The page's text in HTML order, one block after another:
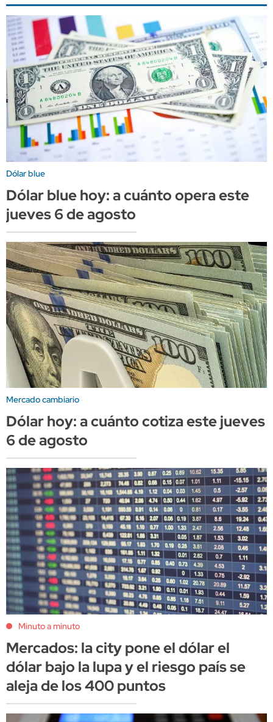
Dólar blue
Dólar blue hoy: a cuánto opera este
jueves 6 de agosto
Mercado cambiario
Dólar hoy: a cuánto cotiza este jueves
6 de agosto
Minuto a minuto
Mercados: la city pone el dólar el
dólar bajo la lupa y el riesgo país se
aleja de los 400 puntos